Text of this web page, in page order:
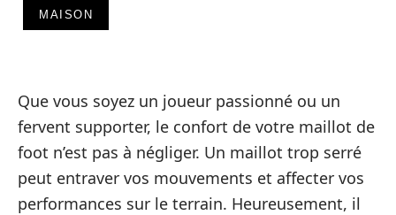
MAISON
Que vous soyez un joueur passionné ou un
fervent supporter, le confort de votre maillot de
foot n’est pas à négliger. Un maillot trop serré
peut entraver vos mouvements et affecter vos
performances sur le terrain. Heureusement, il